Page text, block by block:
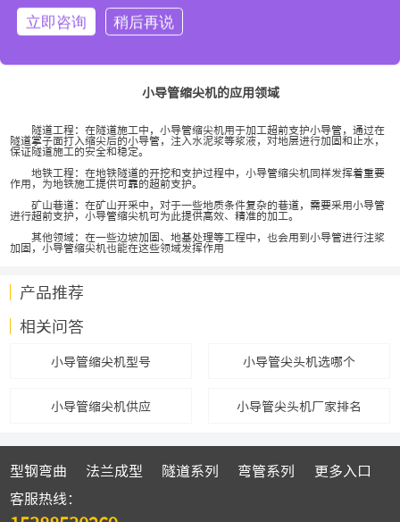
操作简便：设备的操作界面通常设计简洁，易于上手，操作人员经过简单培
训即可熟练操作，降低了对操作人员技能水平的要求。
小导管缩尖机的应用领域
隧道工程：在隧道施工中，小导管缩尖机用于加工超前支护小导管，通过在
隧道掌子面打入缩尖后的小导管，注入水泥浆等浆液，对地层进行加固和止水，
保证隧道施工的安全和稳定。
地铁工程：在地铁隧道的开挖和支护过程中，小导管缩尖机同样发挥着重要
作用，为地铁施工提供可靠的超前支护。
矿山巷道：在矿山开采中，对于一些地质条件复杂的巷道，需要采用小导管
进行超前支护，小导管缩尖机可为此提供高效、精准的加工。
其他领域：在一些边坡加固、地基处理等工程中，也会用到小导管进行注浆
加固，小导管缩尖机也能在这些领域发挥作用
产品推荐
相关问答
小导管缩尖机型号 小导管尖头机选哪个
小导管缩尖机供应 小导管尖头机厂家排名
型钢弯曲 法兰成型 隧道系列 弯管系列
更多入口
客服热线：
立即咨询 稍后再说